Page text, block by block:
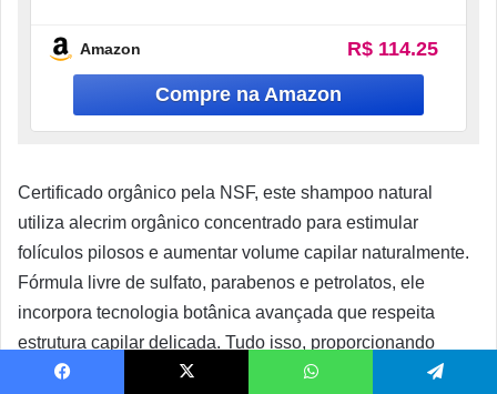
Amazon R$ 114.25
Certificado orgânico pela NSF, este shampoo natural
utiliza alecrim orgânico concentrado para estimular
folículos pilosos e aumentar volume capilar naturalmente.
Fórmula livre de sulfato, parabenos e petrolatos, ele
incorpora tecnologia botânica avançada que respeita
estrutura capilar delicada. Tudo isso, proporcionando
limpeza profunda sem ressecamento, sendo um dos